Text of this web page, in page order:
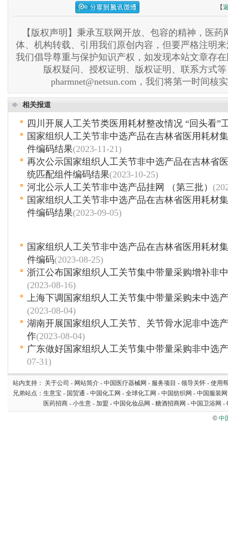
【
【版权声明】秉承互联网开放、包容的精神，医药
体、机构转载、引用我们原创内容，但要严格注明
我们倡导尊重与保护知识产权，如发现本站文章存
版权疑问、授权证明、版权证明、联系方式
pharmnet@netsun.com，我们将第一时间核
相关报道
四川开展人工关节类医用耗材整改情况 “回头看”
国家组织人工关节非中选产品在吉林省医用耗材
件编码结果(2023-11-21)
再次公示国家组织人工关节非中选产品在吉林省
统匹配组件编码结果(2023-10-25)
河北公示人工关节非中选产品挂网 （第三批）
国家组织人工关节非中选产品在吉林省医用耗材
件编码结果(2023-09-05)
国家组织人工关节非中选产品在吉林省医用耗材
件编码(2023-08-25)
浙江公布国家组织人工关节集中带量采购增补非
(2023-08-16)
上海下调国家组织人工关节集中带量采购未中选
(2023-08-04)
湖南开展国家组织人工关节、关节骨水泥非中选
作(2023-08-04)
广东做好国家组织人工关节集中带量采购非中选
07-31)
站内支持： 关于公司 - 网站简介 - 中国医疗器械网 - 服务项目 - 领导关怀 - 使用
兄弟站点： 生意宝 - 国贸通 - 中国化工网 - 全球化工网 - 中国纺织网 - 中国服装网
医药招商 - 小生意 - 加盟 - 中国化妆品网 - 糖酒招商网 - 中国卫浴网 -
© 中